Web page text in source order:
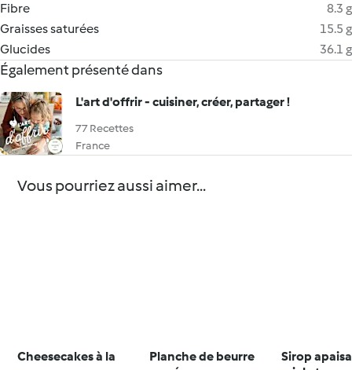
Fibre
8.3 g
Graisses saturées
15.5 g
Glucides
36.1 g
Également présenté dans
L'art d'offrir - cuisiner, créer, partager !
77 Recettes
France
Vous pourriez aussi aimer...
Cheesecakes à la
Planche de beurre
Sirop